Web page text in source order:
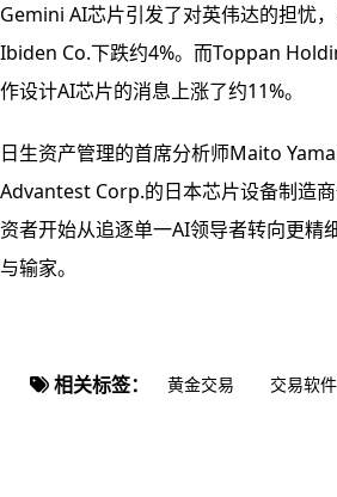
Gemini AI芯片引发了对英伟达的担忧
Ibiden Co.下跌约4%。而Toppan
作设计AI芯片的消息上涨了约11%。
日生资产管理的首席分析师Maito
Advantest Corp.的日本芯片设备制造
资者开始从追逐单一AI领导者转向更精
与输家。
相关标签： 黄金交易 交易软件